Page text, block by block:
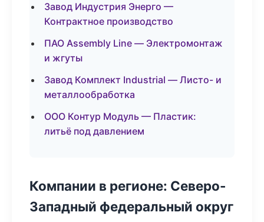
Завод Индустрия Энерго —
Контрактное производство
ПАО Assembly Line — Электромонтаж
и жгуты
Завод Комплект Industrial — Листо- и
металлообработка
ООО Контур Модуль — Пластик:
литьё под давлением
Компании в регионе: Северо-
Западный федеральный округ